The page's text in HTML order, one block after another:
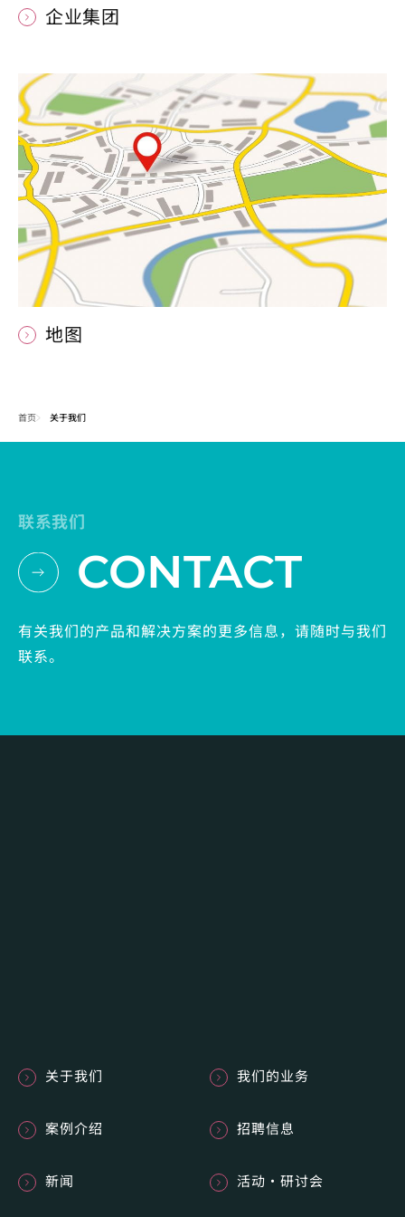
企业集团
地图
首页 关于我们
联系我们
CONTACT
有关我们的产品和解决方案的更多信息，请随时与我们
联系。
关于我们 我们的业务
案例介绍 招聘信息
新闻 活动・研讨会